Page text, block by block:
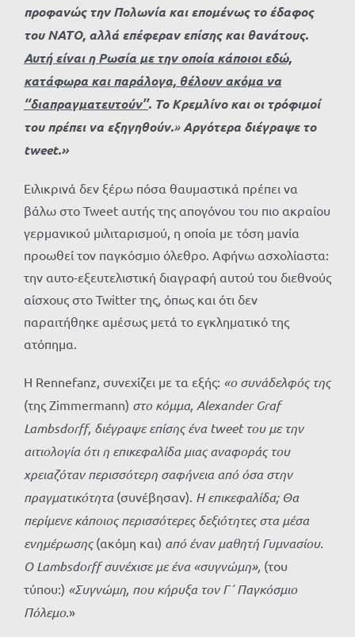
προφανώς την Πολωνία και επομένως το έδαφος
του ΝΑΤΟ, αλλά επέφεραν επίσης και θανάτους.
Αυτή είναι η Ρωσία με την οποία κάποιοι εδώ,
κατάφωρα και παράλογα, θέλουν ακόμα να
‘‘διαπραγματευτούν’’. Το Κρεμλίνο και οι τρόφιμοί
του πρέπει να εξηγηθούν.»Αργότερα διέγραψε το
tweet.»
Ειλικρινά δεν ξέρω πόσα θαυμαστικά πρέπει να
βάλω στο Tweet αυτής της απογόνου του πιο ακραίου
γερμανικού μιλιταρισμού, η οποία με τόση μανία
προωθεί τον παγκόσμιο όλεθρο. Αφήνω ασχολίαστα:
την αυτο-εξευτελιστική διαγραφή αυτού του διεθνούς
αίσχους στο Twitter της, όπως και ότι δεν
παραιτήθηκε αμέσως μετά το εγκληματικό της
ατόπημα.
Η Rennefanz, συνεχίζει με τα εξής: «ο συνάδελφός της
(της Zimmermann) στο κόμμα, AlexanderGraf
Lambsdorff, διέγραψε επίσης ένα tweet του με την
αιτιολογία ότι η επικεφαλίδα μιας αναφοράς του
χρειαζόταν περισσότερη σαφήνεια από όσα στην
πραγματικότητα (συνέβησαν). Η επικεφαλίδα; Θα
περίμενε κάποιος περισσότερες δεξιότητες στα μέσα
ενημέρωσης(ακόμη και) από έναν μαθητή Γυμνασίου.
ΟLambsdorff συνέχισε με ένα «συγνώμη», (του
τύπου:) «Συγνώμη, που κήρυξα τον Γ΄ Παγκόσμιο
Πόλεμο.»